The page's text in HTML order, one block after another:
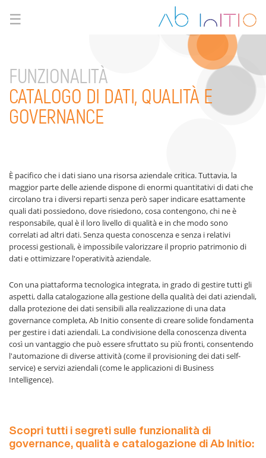
☰
FUNZIONALITÀ
CATALOGO DI DATI, QUALITÀ E
GOVERNANCE
È pacifico che i dati siano una risorsa aziendale critica. Tuttavia, la
maggior parte delle aziende dispone di enormi quantitativi di dati che
circolano tra i diversi reparti senza però saper indicare esattamente
quali dati possiedono, dove risiedono, cosa contengono, chi ne è
responsabile, qual è il loro livello di qualità e in che modo sono
correlati ad altri dati. Senza questa conoscenza e senza i relativi
processi gestionali, è impossibile valorizzare il proprio patrimonio di
dati e ottimizzare l'operatività aziendale.
Con una piattaforma tecnologica integrata, in grado di gestire tutti gli
aspetti, dalla catalogazione alla gestione della qualità dei dati aziendali,
dalla protezione dei dati sensibili alla realizzazione di una data
governance completa, Ab Initio consente di creare solide fondamenta
per gestire i dati aziendali. La condivisione della conoscenza diventa
così un vantaggio che può essere sfruttato su più fronti, consentendo
l'automazione di diverse attività (come il provisioning dei dati self-
service) e servizi aziendali (come le applicazioni di Business
Intelligence).
Scopri tutti i segreti sulle funzionalità di
governance, qualità e catalogazione di Ab Initio: